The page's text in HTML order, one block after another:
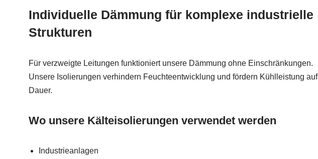
Individuelle Dämmung für komplexe industrielle
Strukturen
Für verzweigte Leitungen funktioniert unsere Dämmung ohne Einschränkungen.
Unsere Isolierungen verhindern Feuchteentwicklung und fördern Kühlleistung auf
Dauer.
Wo unsere Kälteisolierungen verwendet werden
Industrieanlagen